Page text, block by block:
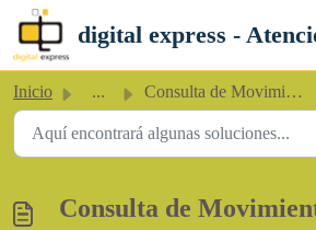
Saltar al contenido principal
Inicio ... Consulta de Movimientos de Stock
Consulta de